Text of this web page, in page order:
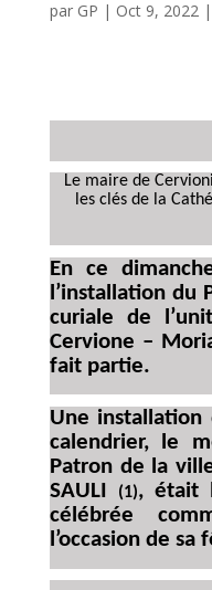
par GP | Oct 9, 2022|
Le maire de
les clés de la
En ce
l’installation du
curiale de
Cervione –
fait partie.
Une installation
calendrier, le
Patron de la
SAULI
(1), était
célébrée
l’occasion de sa